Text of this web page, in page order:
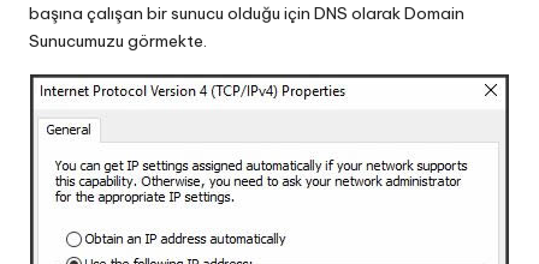
başına çalışan bir sunucu olduğu için DNS olarak Domain
Sunucumuzu görmekte.